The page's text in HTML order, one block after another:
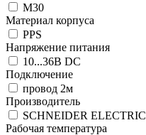
М30
Материал корпуса
PPS
Напряжение питания
10...36В DC
Подключение
провод 2м
Производитель
SCHNEIDER ELECTRIC
Рабочая температура